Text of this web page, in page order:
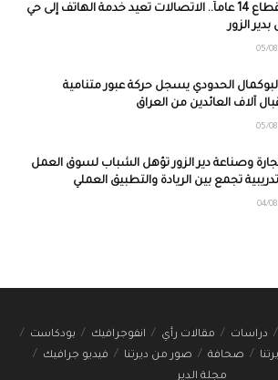
بعد انقطاع 14 عاماً.. الاتصالات تعيد خدمة الهاتف إلى حي
بدير الزور
الحدودي يسجل حركة عبور متنامية
آلاف العائدين من العراق
وصناعة دير الزور تؤهل الشباب لسوق العمل
تجمع بين الريادة والتطبيق العملي
دراسات مقالات رأي انفوجرافيك
بودكاست
صحافة صور من ديرتنا
فيديو جرافيك
مجلة الدير